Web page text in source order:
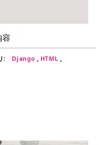
: Django , HTML ,